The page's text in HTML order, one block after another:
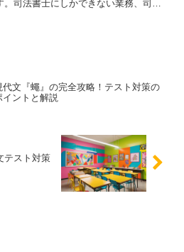
。司法書士にしかできない業務、司法
代文『蠅』の完全攻略！テスト対策の
イントと解説
テスト対策